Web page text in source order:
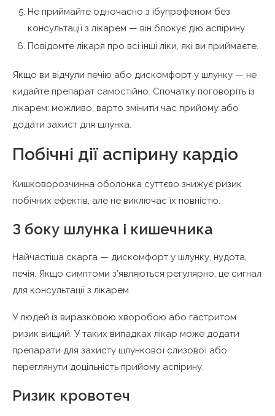
Не приймайте одночасно з ібупрофеном без
консультації з лікарем — він блокує дію аспірину.
Повідомте лікаря про всі інші ліки, які ви приймаєте.
Якщо ви відчули печію або дискомфорт у шлунку — не
кидайте препарат самостійно. Спочатку поговоріть із
лікарем: можливо, варто змінити час прийому або
додати захист для шлунка.
Побічні дії аспірину кардіо
Кишковорозчинна оболонка суттєво знижує ризик
побічних ефектів, але не виключає їх повністю.
З боку шлунка і кишечника
Найчастіша скарга — дискомфорт у шлунку, нудота,
печія. Якщо симптоми з’являються регулярно, це сигнал
для консультації з лікарем.
У людей із виразковою хворобою або гастритом
ризик вищий. У таких випадках лікар може додати
препарати для захисту шлункової слизової або
переглянути доцільність прийому аспірину.
Ризик кровотеч